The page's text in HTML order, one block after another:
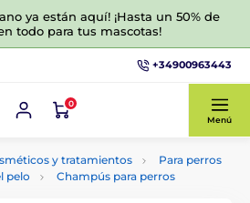
ya están aquí! ¡Hasta un 50% de
todo para tus mascotas!
+34900963443
0
Menú
y tratamientos
Para perros
pelo
Champús para perros